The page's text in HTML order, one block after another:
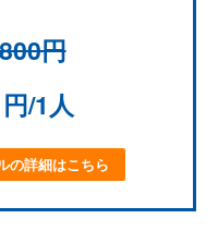
円
円/1人
の詳細はこちら